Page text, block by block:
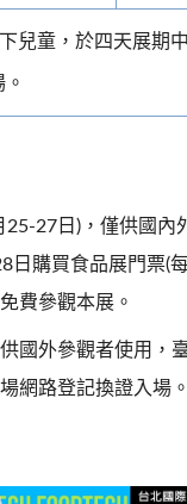
兒童，於四天展期
25-27日)，僅供國內
日購買食品展門票(
費參觀本展。
國外參觀者使用，
網路登記換證入場。